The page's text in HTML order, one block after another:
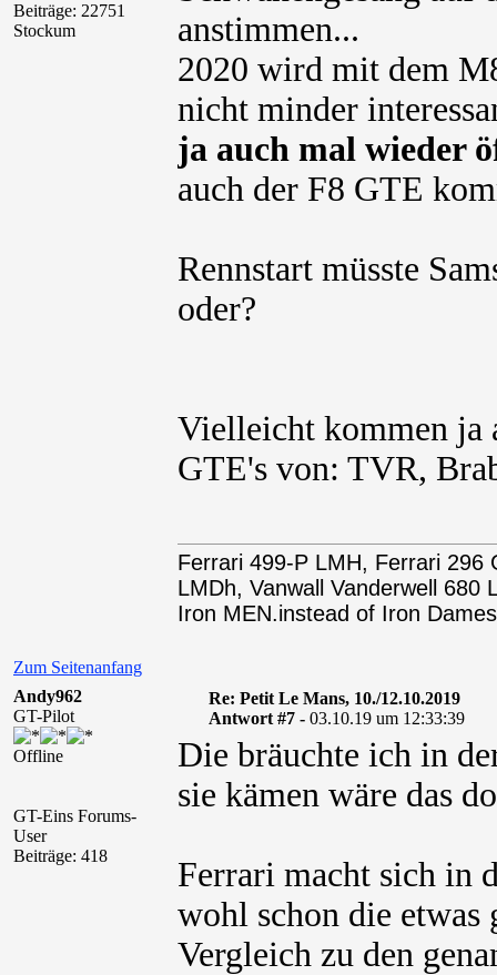
Beiträge: 22751
Stockum
anstimmen...
2020 wird mit dem
nicht minder
ja auch mal wieder
auch der F8 GTE
Rennstart müsste
oder?
Vielleicht kommen ja
GTE's von: TVR,
Zum Seitenanfang
Ferrari 499-P LMH, Ferrari 296
LMDh, Vanwall Vanderwell
Iron MEN.instead of Iron
Andy962
GT-Pilot
Offline
GT-Eins Forums-
User
Beiträge: 418
Re: Petit Le Mans, 10./12.10.2019
Antwort #7 - 03.10.19 um 12:33:39
Die bräuchte ich in
sie kämen wäre das
Ferrari macht sich in
wohl schon die
Vergleich zu den